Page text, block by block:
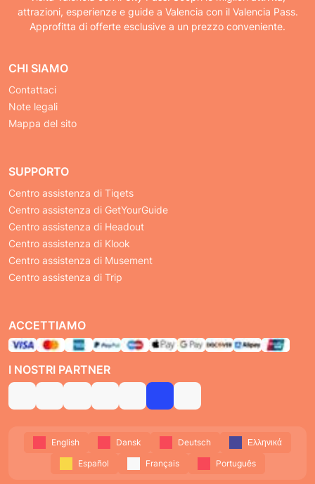
attrazioni, esperienze e guide a Valencia con il Valencia Pass.
Approfitta di offerte esclusive a un prezzo conveniente.
CHI SIAMO
Contattaci
Note legali
Mappa del sito
SUPPORTO
Centro assistenza di Tiqets
Centro assistenza di GetYourGuide
Centro assistenza di Headout
Centro assistenza di Klook
Centro assistenza di Musement
Centro assistenza di Trip
ACCETTIAMO
I NOSTRI PARTNER
English Dansk Deutsch
Ελληνικά
Español
Français Português